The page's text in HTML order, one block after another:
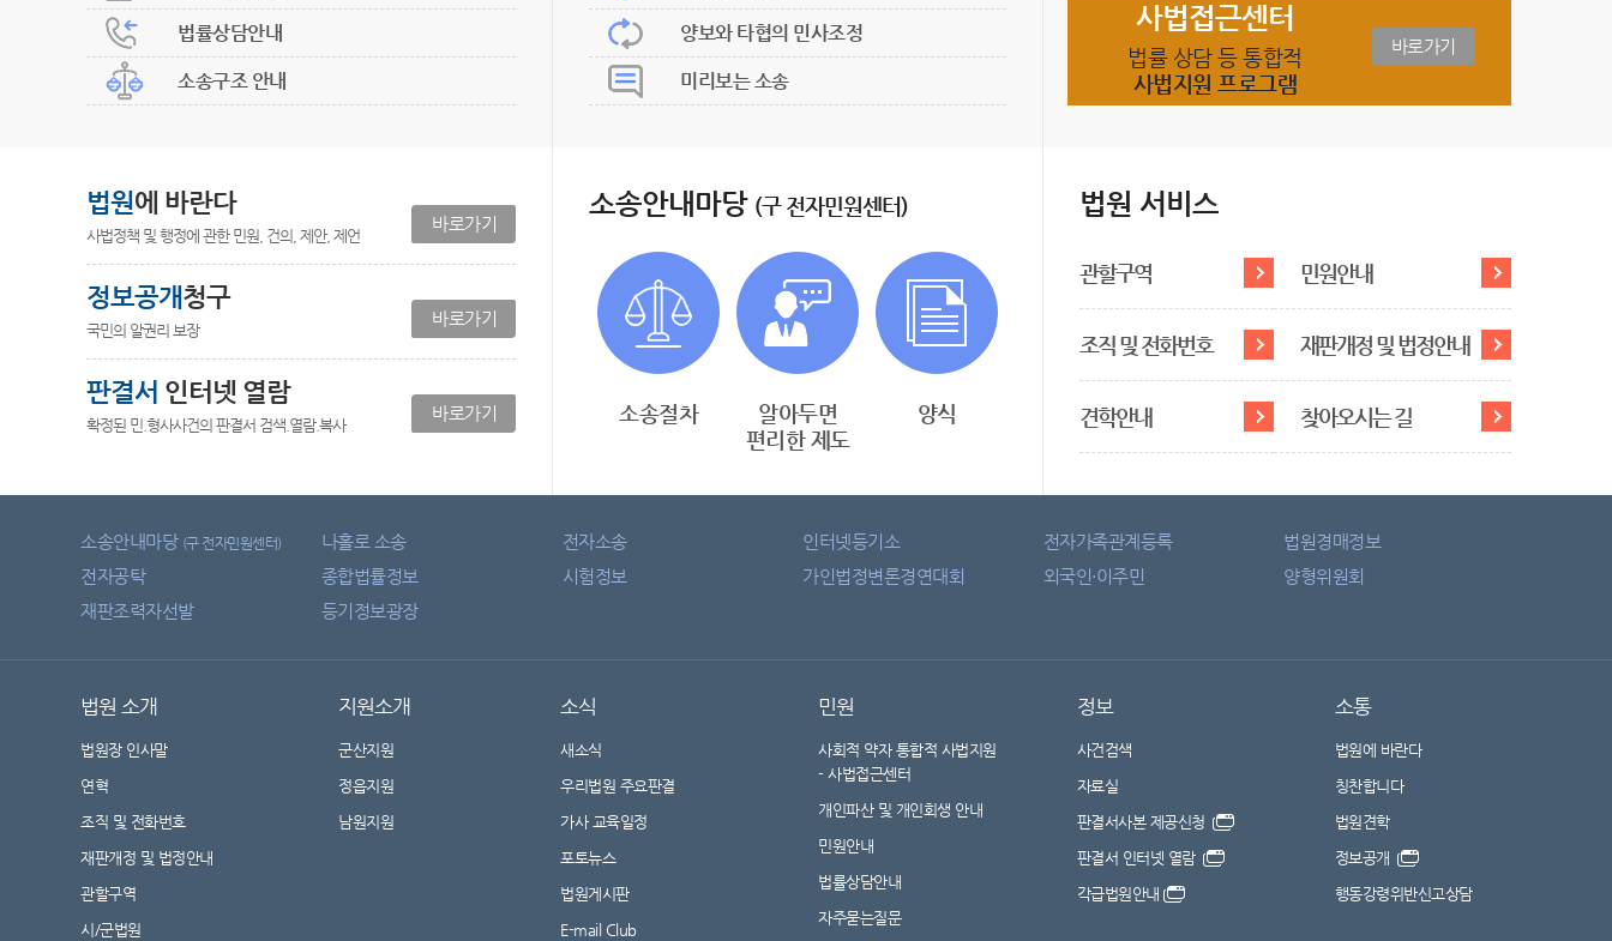
법률상담안내
소송구조 안내
양보와 타협의 민사조정
미리보는 소송
사법접근센터
법률 상담 등 통합적
사법지원 프로그램
바로가기
법원에 바란다
사법정책 및 행정에 관한 민원, 건의, 제안, 제언
바로가기
정보공개청구
국민의 알권리 보장
바로가기
판결서 인터넷 열람
확정된 민.형사사건의 판결서 검색.열람.복사
바로가기
소송안내마당 (구 전자민원센터)
소송절차
알아두면
편리한 제도
양식
법원 서비스
관할구역 민원안내
조직 및 전화번호 재판개정 및 법정안내
견학안내 찾아오시는 길
소송안내마당 (구 전자민원센터) 나홀로 소송 전자소송 인터넷등기소 전자가족관계등록
법원경매정보
전자공탁
종합법률정보 시험정보 가인법정변론경연대회 외국인·이주민
양형위원회
재판조력자선발
등기정보광장
법원 소개
법원장 인사말
연혁
조직 및 전화번호
재판개정 및 법정안내
관할구역
시/군법원
지원소개
군산지원
정읍지원
남원지원
소식
새소식
우리법원 주요판결
가사 교육일정
포토뉴스
법원게시판
E-mail Club
민원
사회적 약자 통합적 사법지원
- 사법접근센터
개인파산 및 개인회생 안내
민원안내
법률상담안내
자주묻는질문
정보
사건검색
자료실
판결서사본 제공신청
판결서 인터넷 열람
각급법원안내
소통
법원에 바란다
칭찬합니다
법원견학
정보공개
행동강령위반신고상담